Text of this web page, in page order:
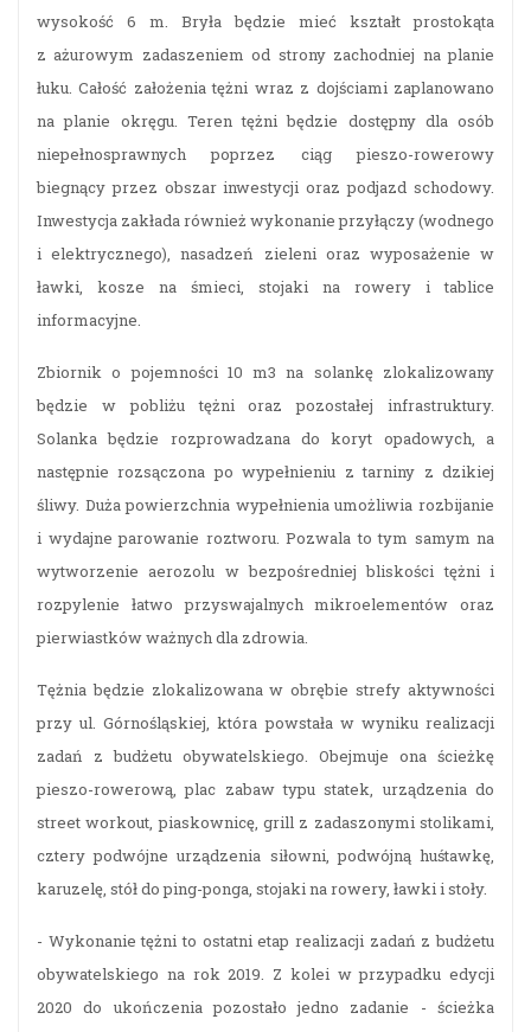
wysokość 6 m. Bryła będzie mieć kształt prostokąta
z ażurowym zadaszeniem od strony zachodniej na planie
łuku. Całość założenia tężni wraz z dojściami zaplanowano
na planie okręgu. Teren tężni będzie dostępny dla osób
niepełnosprawnych poprzez ciąg pieszo-rowerowy
biegnący przez obszar inwestycji oraz podjazd schodowy.
Inwestycja zakłada również wykonanie przyłączy (wodnego
i elektrycznego), nasadzeń zieleni oraz wyposażenie w
ławki, kosze na śmieci, stojaki na rowery i tablice
informacyjne.
Zbiornik o pojemności 10 m3 na solankę zlokalizowany
będzie w pobliżu tężni oraz pozostałej infrastruktury.
Solanka będzie rozprowadzana do koryt opadowych, a
następnie rozsączona po wypełnieniu z tarniny z dzikiej
śliwy. Duża powierzchnia wypełnienia umożliwia rozbijanie
i wydajne parowanie roztworu. Pozwala to tym samym na
wytworzenie aerozolu w bezpośredniej bliskości tężni i
rozpylenie łatwo przyswajalnych mikroelementów oraz
pierwiastków ważnych dla zdrowia.
Tężnia będzie zlokalizowana w obrębie strefy aktywności
przy ul. Górnośląskiej, która powstała w wyniku realizacji
zadań z budżetu obywatelskiego. Obejmuje ona ścieżkę
pieszo-rowerową, plac zabaw typu statek, urządzenia do
street workout, piaskownicę, grill z zadaszonymi stolikami,
cztery podwójne urządzenia siłowni, podwójną huśtawkę,
karuzelę, stół do ping-ponga, stojaki na rowery, ławki i stoły.
- Wykonanie tężni to ostatni etap realizacji zadań z budżetu
obywatelskiego na rok 2019. Z kolei w przypadku edycji
2020 do ukończenia pozostało jedno zadanie - ścieżka